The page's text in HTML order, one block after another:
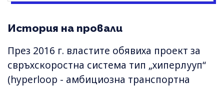
История на провали
През 2016 г. властите обявиха проект за
свръхскоростна система тип „хиперлууп“
(hyperloop - амбициозна транспортна